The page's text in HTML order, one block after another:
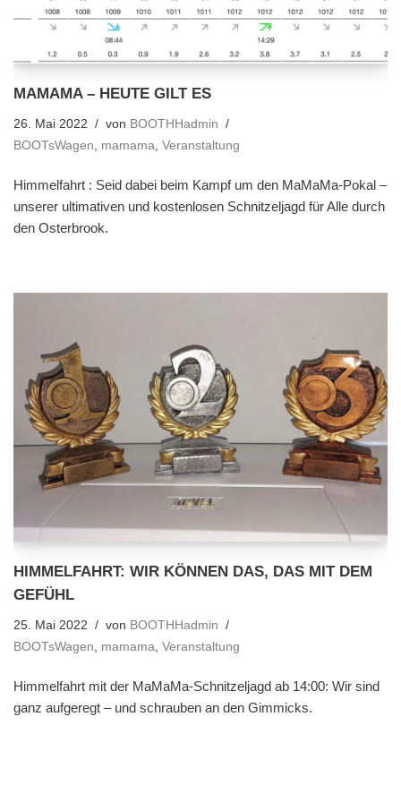
MAMAMA – HEUTE GILT ES
26. Mai 2022 von BOOTHHadmin
BOOTsWagen
mamama Veranstaltung
Himmelfahrt : Seid dabei beim Kampf um den MaMaMa-Pokal –
unserer ultimativen und kostenlosen Schnitzeljagd für Alle durch
den Osterbrook.
HIMMELFAHRT: WIR KÖNNEN DAS, DAS MIT DEM
GEFÜHL
25. Mai 2022 von BOOTHHadmin
BOOTsWagen, mamama, Veranstaltung
Himmelfahrt mit der MaMaMa-Schnitzeljagd ab 14:00: Wir sind
ganz aufgeregt – und schrauben an den Gimmicks.